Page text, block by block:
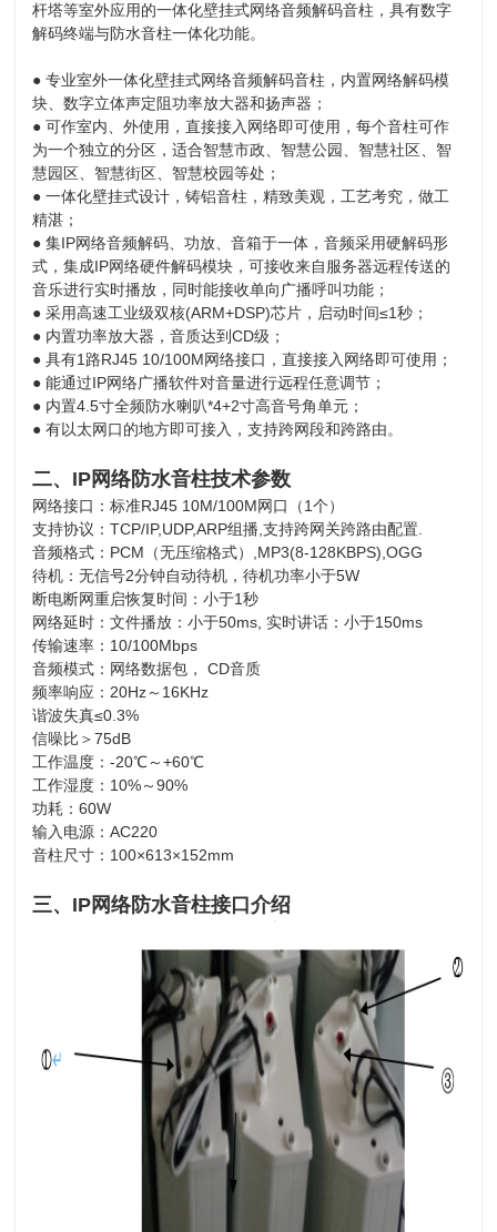
杆塔等室外应用的一体化壁挂式网络音频解码音柱，具有数字
解码终端与防水音柱一体化功能。
● 专业室外一体化壁挂式网络音频解码音柱，内置网络解码模
块、数字立体声定阻功率放大器和扬声器；
● 可作室内、外使用，直接接入网络即可使用，每个音柱可作
为一个独立的分区，适合智慧市政、智慧公园、智慧社区、智
慧园区、智慧街区、智慧校园等处；
● 一体化壁挂式设计，铸铝音柱，精致美观，工艺考究，做工
精湛；
● 集IP网络音频解码、功放、音箱于一体，音频采用硬解码形
式，集成IP网络硬件解码模块，可接收来自服务器远程传送的
音乐进行实时播放，同时能接收单向广播呼叫功能；
● 采用高速工业级双核(ARM+DSP)芯片，启动时间≤1秒；
● 内置功率放大器，音质达到CD级；
● 具有1路RJ45 10/100M网络接口，直接接入网络即可使用；
● 能通过IP网络广播软件对音量进行远程任意调节；
● 内置4.5寸全频防水喇叭*4+2寸高音号角单元；
● 有以太网口的地方即可接入，支持跨网段和跨路由。
二、IP网络防水音柱技术参数
网络接口：标准RJ45 10M/100M网口（1个）
支持协议：TCP/IP,UDP,ARP组播,支持跨网关跨路由配置.
音频格式：PCM（无压缩格式）,MP3(8-128KBPS),OGG
待机：无信号2分钟自动待机，待机功率小于5W
断电断网重启恢复时间：小于1秒
网络延时：文件播放：小于50ms, 实时讲话：小于150ms
传输速率：10/100Mbps
音频模式：网络数据包， CD音质
频率响应：20Hz～16KHz
谐波失真≤0.3%
信噪比＞75dB
工作温度：-20℃～+60℃
工作湿度：10%～90%
功耗：60W
输入电源：AC220
音柱尺寸：100×613×152mm
三、IP网络防水音柱接口介绍